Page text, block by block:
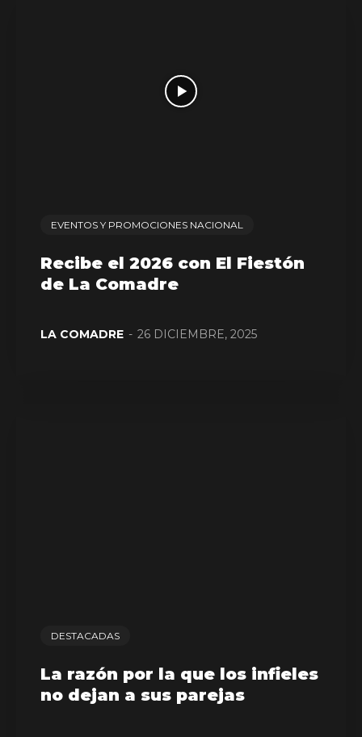
EVENTOS Y PROMOCIONES NACIONAL
Recibe el 2026 con El Fiestón
de La Comadre
LA COMADRE - 26 DICIEMBRE, 2025
DESTACADAS
La razón por la que los infieles
no dejan a sus parejas